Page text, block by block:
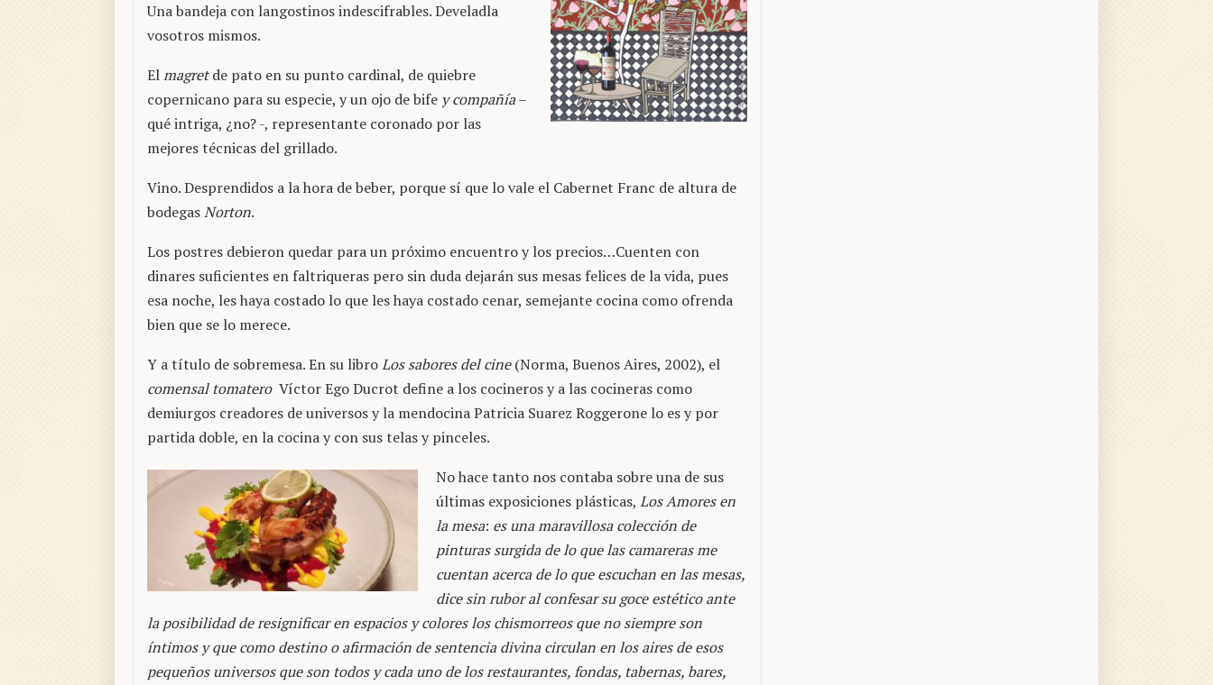
Una bandeja con langostinos indescifrables. Develadla
vosotros mismos.
Elmagretde pato en su punto cardinal, de quiebre
copernicano para su especie, y un ojo de bife y compañía–
qué intriga, ¿no? -, representante coronado por las
mejores técnicas del grillado.
Vino. Desprendidos a la hora de beber, porque sí que lo vale el Cabernet Franc de altura de
bodegasNorton.
Los postres debieron quedar para un próximo encuentro y los precios…Cuenten con
dinares suficientes en faltriqueras pero sin duda dejarán sus mesas felices de la vida, pues
esa noche, les haya costado lo que les haya costado cenar, semejante cocina como ofrenda
bien que se lo merece.
Y a título de sobremesa. En su libroLos sabores del cine(Norma, Buenos Aires, 2002), el
comensal tomateroVíctor Ego Ducrot define a los cocineros y a las cocineras como
demiurgos creadores de universos y la mendocina Patricia Suarez Roggerone lo es y por
partida doble, en la cocina y con sus telas y pinceles.
No hace tanto nos contaba sobre una de sus
últimas exposiciones plásticas, Los Amores en
la mesa: es una maravillosa colección de
pinturas surgida de lo que las camareras me
cuentan acerca de lo que escuchan en las mesas,
dice sin rubor al confesar su goce estético ante
la posibilidad de resignificar en espacios y colores los chismorreos que no siempre son
íntimos y que como destino o afirmación de sentencia divina circulan en los aires de esos
pequeños universos que son todos y cada uno de los restaurantes, fondas, tabernas, bares,